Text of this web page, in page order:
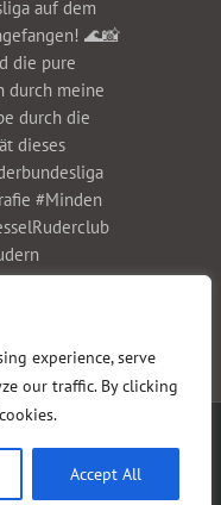
experience, serve
our traffic. By clicking
Accept All